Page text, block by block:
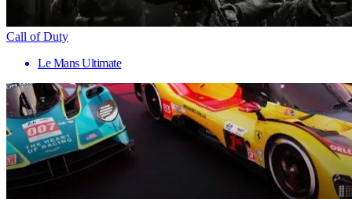
Call of Duty
Le Mans Ultimate